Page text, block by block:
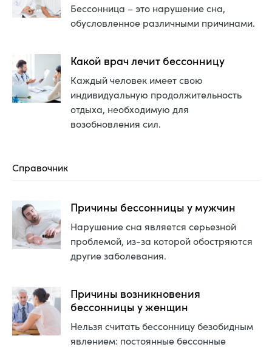
Бессонница – это нарушение сна,
обусловленное различными причинами.
Какой врач лечит бессонницу
Каждый человек имеет свою
индивидуальную продолжительность
отдыха, необходимую для
возобновления сил.
Справочник
Причины бессонницы у мужчин
Нарушение сна является серьезной
проблемой, из-за которой обостряются
другие заболевания.
Причины возникновения
бессонницы у женщин
Нельзя считать бессонницу безобидным
явлением: постоянные бессонные